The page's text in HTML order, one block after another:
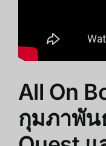
All On
กุมภาพัน